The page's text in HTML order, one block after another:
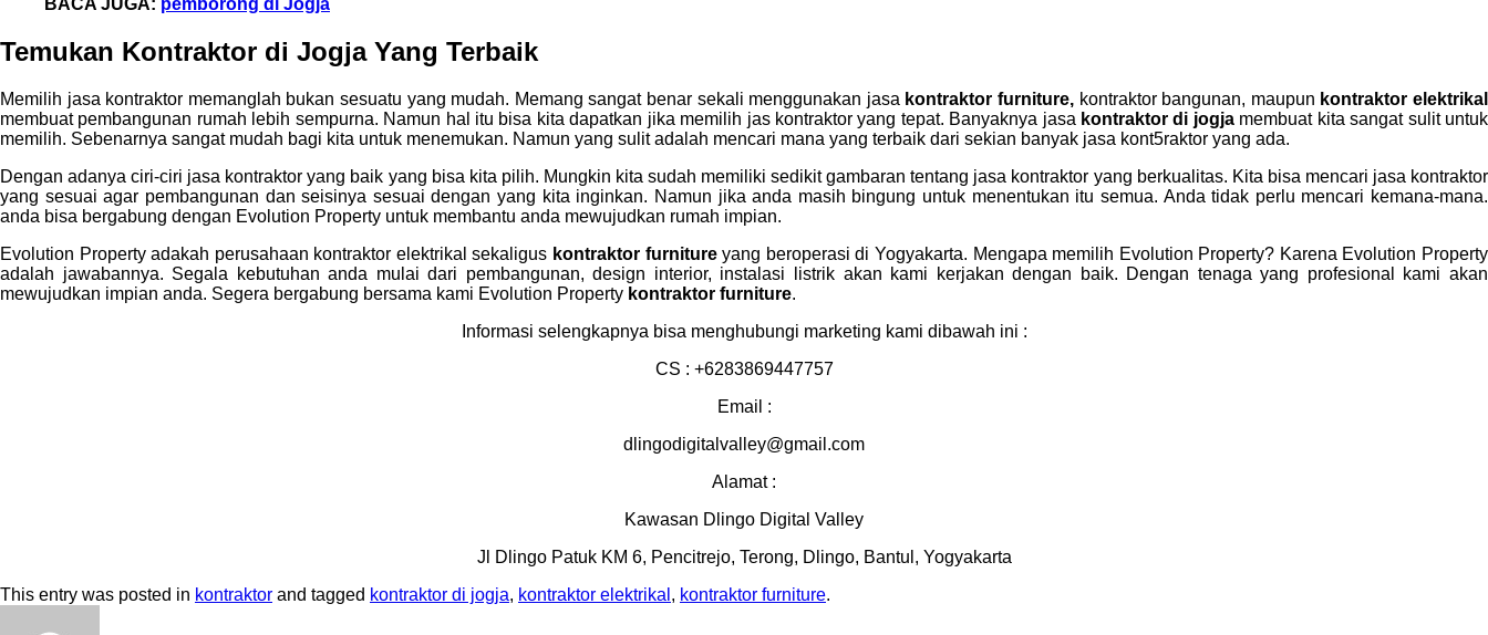
BACA JUGA: pemborong di Jogja
Temukan Kontraktor di Jogja Yang Terbaik
Memilih jasa kontraktor memanglah bukan sesuatu yang mudah. Memang sangat benar sekali menggunakan jasa kontraktor furniture, kontraktor bangunan, maupun kontraktor elektrikal
membuat pembangunan rumah lebih sempurna. Namun hal itu bisa kita dapatkan jika memilih jas kontraktor yang tepat. Banyaknya jasa kontraktor di jogja membuat kita sangat sulit untuk
memilih. Sebenarnya sangat mudah bagi kita untuk menemukan. Namun yang sulit adalah mencari mana yang terbaik dari sekian banyak jasa kont5raktor yang ada.
Dengan adanya ciri-ciri jasa kontraktor yang baik yang bisa kita pilih. Mungkin kita sudah memiliki sedikit gambaran tentang jasa kontraktor yang berkualitas. Kita bisa mencari jasa kontraktor
yang sesuai agar pembangunan dan seisinya sesuai dengan yang kita inginkan. Namun jika anda masih bingung untuk menentukan itu semua. Anda tidak perlu mencari kemana-mana.
anda bisa bergabung dengan Evolution Property untuk membantu anda mewujudkan rumah impian.
Evolution Property adakah perusahaan kontraktor elektrikal sekaligus kontraktor furnitureyang beroperasi di Yogyakarta. Mengapa memilih Evolution Property? Karena Evolution Property
adalah jawabannya. Segala kebutuhan anda mulai dari pembangunan, design interior, instalasi listrik akan kami kerjakan dengan baik. Dengan tenaga yang profesional kami akan
mewujudkan impian anda. Segera bergabung bersama kami Evolution Property kontraktor furniture.
Informasi selengkapnya bisa menghubungi marketing kami dibawah ini :
CS : +6283869447757
Email :
dlingodigitalvalley@gmail.com
Alamat :
Kawasan Dlingo Digital Valley
Jl Dlingo Patuk KM 6, Pencitrejo, Terong, Dlingo, Bantul, Yogyakarta
This entry was posted in kontraktor and tagged kontraktor di jogja, kontraktor elektrikal , kontraktor furniture.